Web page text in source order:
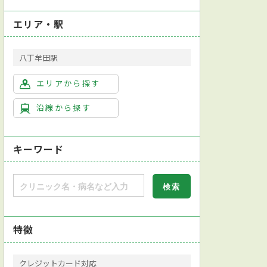
エリア・駅
八丁牟田駅
エリアから探す
沿線から探す
キーワード
特徴
クレジットカード対応